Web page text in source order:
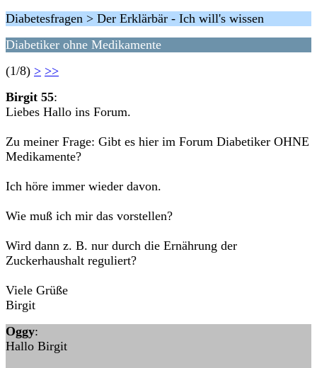
Diabetesfragen > Der Erklärbär - Ich will's wissen
Diabetiker ohne Medikamente
(1/8) > >>
Birgit 55:
Liebes Hallo ins Forum.
Zu meiner Frage: Gibt es hier im Forum Diabetiker OHNE
Medikamente?
Ich höre immer wieder davon.
Wie muß ich mir das vorstellen?
Wird dann z. B. nur durch die Ernährung der
Zuckerhaushalt reguliert?
Viele Grüße
Birgit
Oggy:
Hallo Birgit